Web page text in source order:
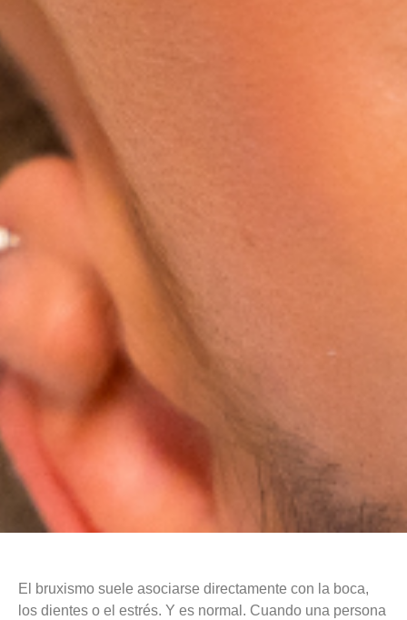
El bruxismo suele asociarse directamente con la boca,
los dientes o el estrés. Y es normal. Cuando una persona